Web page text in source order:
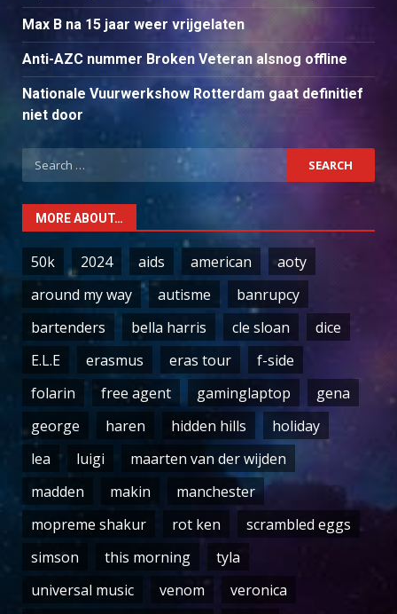
Max B na 15 jaar weer vrijgelaten
Anti-AZC nummer Broken Veteran alsnog offline
Nationale Vuurwerkshow Rotterdam gaat definitief
niet door
Search
for:
MORE ABOUT…
50k 2024 aids american
aoty
around my way
autisme
banrupcy
bartenders
bella harris cle sloan
dice
E.L.E
erasmus eras tour
f-side
folarin
free agent gaminglaptop
gena
george
haren hidden hills
holiday
lea
luigi
maarten van der wijden
madden
makin
manchester
mopreme shakur
rot ken
scrambled eggs
simson
this morning
tyla
universal music
venom
veronica